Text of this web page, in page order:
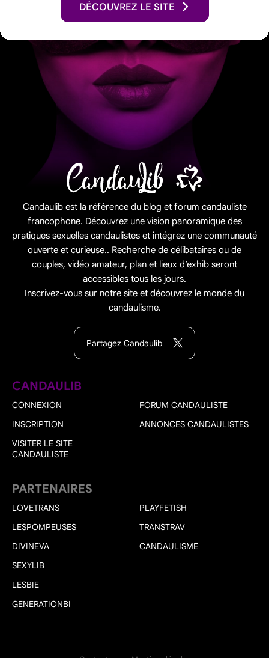
DÉCOUVREZ LE SITE
Candaulib est la référence du blog et forum candauliste
francophone. Découvrez une vision panoramique des
pratiques sexuelles candaulistes et intégrez une communauté
ouverte et curieuse.. Recherche de célibataires ou de
couples, vidéo amateur, plan et lieux d’exhib seront
accessibles tous les jours.
Inscrivez-vous sur notre site et découvrez le monde du
candaulisme.
Partagez Candaulib
CANDAULIB
CONNEXION
INSCRIPTION
VISITER LE SITE
CANDAULISTE
FORUM CANDAULISTE
ANNONCES CANDAULISTES
PARTENAIRES
LOVETRANS
LESPOMPEUSES
DIVINEVA
SEXYLIB
LESBIE
GENERATIONBI
PLAYFETISH
TRANSTRAV
CANDAULISME